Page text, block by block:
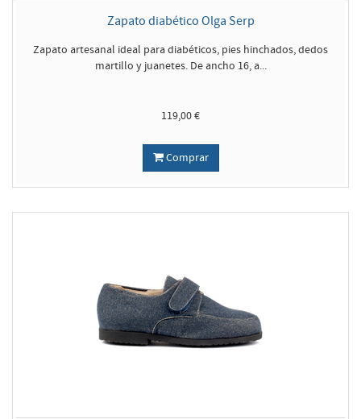
Zapato diabético Olga Serp
Zapato artesanal ideal para diabéticos, pies hinchados, dedos
martillo y juanetes. De ancho 16, a...
119,00 €
Comprar